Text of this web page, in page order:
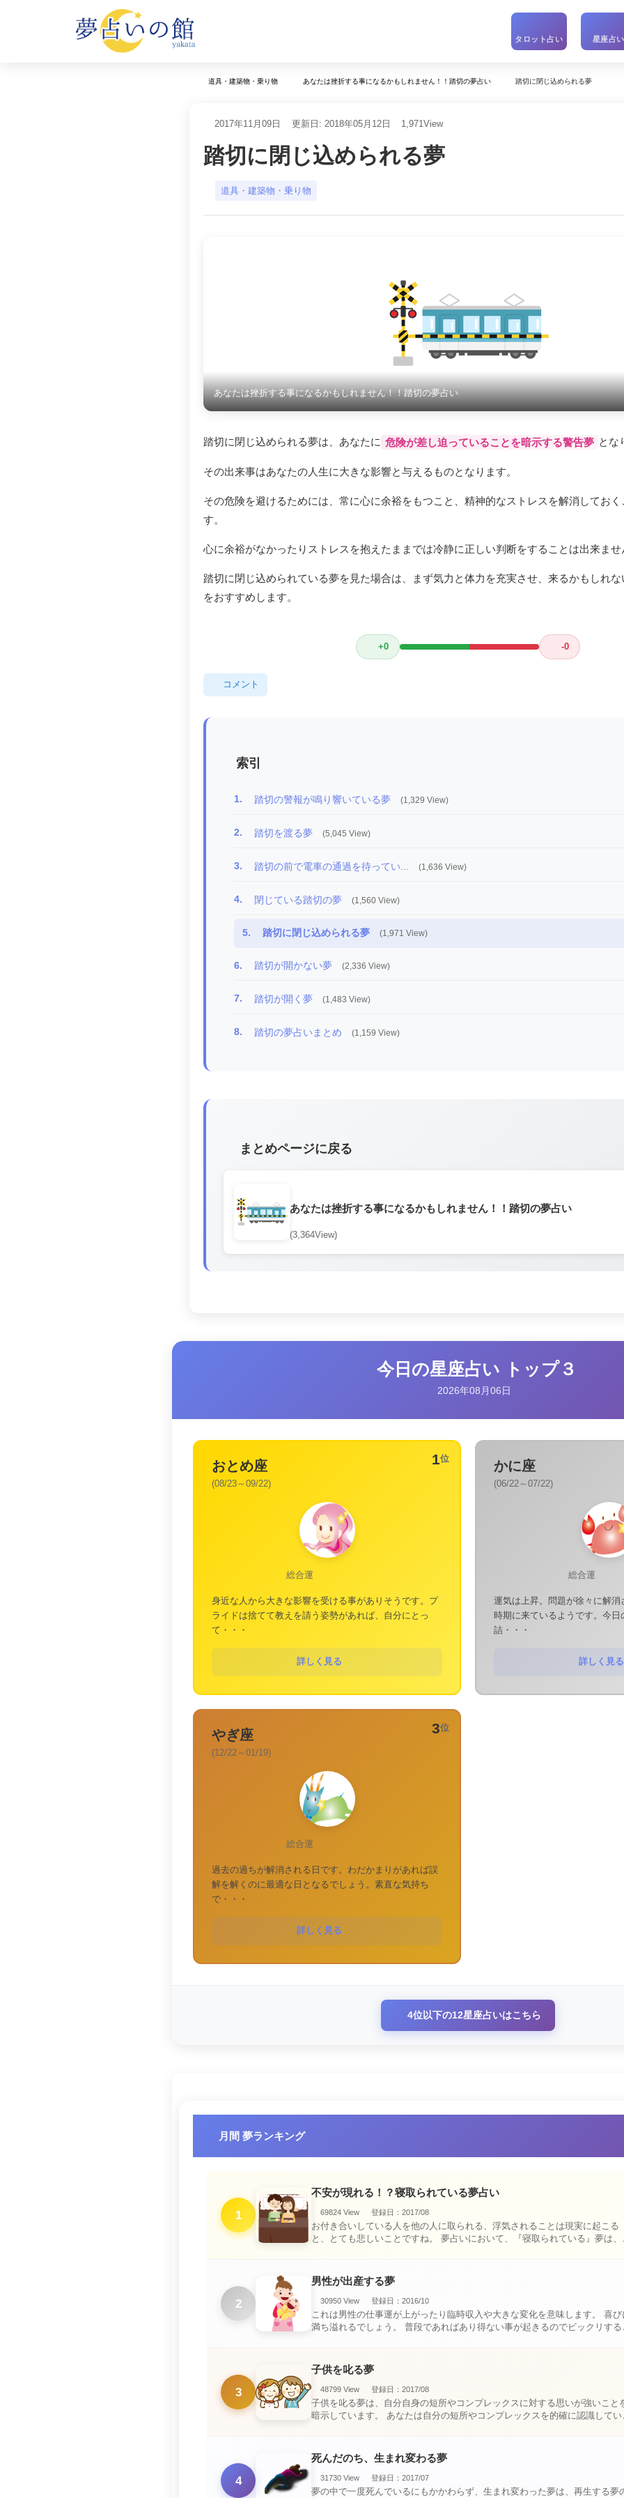
タロット占い 星座占い
道具・建築物・乗り物 あなたは挫折する事になるかもしれません！！踏切の夢占い 踏切に閉じ込められる夢
2017年11月09日 更新日: 2018年05月12日 1,971View
踏切に閉じ込められる夢
道具・建築物・乗り物
あなたは挫折する事になるかもしれません！！踏切の夢占い
踏切に閉じ込められる夢は、あなたに 危険が差し迫っていることを暗示する警告夢 とな
その出来事はあなたの人生に大きな影響と与えるものとなります。
その危険を避けるためには、常に心に余裕をもつこと、精神的なストレスを解消してお
す。
心に余裕がなかったりストレスを抱えたままでは冷静に正しい判断をすることは出来ませ
踏切に閉じ込められている夢を見た場合は、まず気力と体力を充実させ、来るかもしれ
をおすすめします。
+0 -0
コメント
索引
1. 踏切の警報が鳴り響いている夢 (1,329 View)
2. 踏切を渡る夢 (5,045 View)
3. 踏切の前で電車の通過を待ってい... (1,636 View)
4. 閉じている踏切の夢 (1,560 View)
5. 踏切に閉じ込められる夢 (1,971 View)
6. 踏切が開かない夢 (2,336 View)
7. 踏切が開く夢 (1,483 View)
8. 踏切の夢占いまとめ (1,159 View)
まとめページに戻る
あなたは挫折する事になるかもしれません！！踏切の夢占い
(3,364View)
今日の星座占い トップ３
2026年08月06日
1位
おとめ座
(08/23～09/22)
総合運
身近な人から大きな影響を受ける事がありそうです。プ
ライドは捨てて教えを請う姿勢があれば、自分にとっ
て・・・
詳しく見る
かに座
(06/22～07/22)
総合運
運気は上昇。問題が徐々に解
時期に来ているようです。今
詰・・・
詳しく見る
3位
やぎ座
(12/22～01/19)
総合運
過去の過ちが解消される日です。わだかまりがあれば誤
解を解くのに最適な日となるでしょう。素直な気持ち
で・・・
詳しく見る
4位以下の12星座占いはこちら
月間 夢ランキング
1
不安が現れる！？寝取られている夢占い
69824 View 登録日：2017/08
お付き合いしている人を他の人に取られる、浮気されることは現実に起こる
と、とても悲しいことですね。 夢占いにおいて、『寝取られている』夢は、現
2
男性が出産する夢
30950 View 登録日：2016/10
これは男性の仕事運が上がったり臨時収入や大きな変化を意味します。 喜びに
満ち溢れるでしょう。 普段であればあり得ない事が起きるのでビックリするで
3
子供を叱る夢
48799 View 登録日：2017/08
子供を叱る夢は、自分自身の短所やコンプレックスに対する思いが強いこと
暗示しています。 あなたは自分の短所やコンプレックスを的確に認識してい
4
死んだのち、生まれ変わる夢
31730 View 登録日：2017/07
夢の中で一度死んでいるにもかかわらず、生まれ変わった夢は、再生する夢